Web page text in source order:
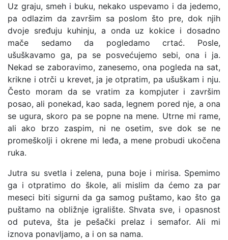
Uz graju, smeh i buku, nekako uspevamo i da jedemo,
pa odlazim da završim sa poslom što pre, dok njih
dvoje sređuju kuhinju, a onda uz kokice i dosadno
mače sedamo da pogledamo crtać. Posle,
ušuškavamo ga, pa se posvećujemo sebi, ona i ja.
Nekad se zaboravimo, zanesemo, ona pogleda na sat,
krikne i otrči u krevet, ja je otpratim, pa ušuškam i nju.
Često moram da se vratim za kompjuter i završim
posao, ali ponekad, kao sada, legnem pored nje, a ona
se ugura, skoro pa se popne na mene. Utrne mi rame,
ali ako brzo zaspim, ni ne osetim, sve dok se ne
promeškolji i okrene mi leđa, a mene probudi ukočena
ruka.
Jutra su svetla i zelena, puna boje i mirisa. Spemimo
ga i otpratimo do škole, ali mislim da ćemo za par
meseci biti sigurni da ga samog puštamo, kao što ga
puštamo na obližnje igralište. Shvata sve, i opasnost
od puteva, šta je pešački prelaz i semafor. Ali mi
iznova ponavljamo, a i on sa nama.